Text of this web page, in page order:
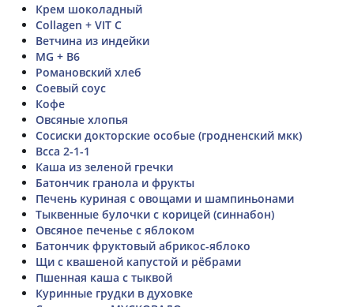
Крем шоколадный
Collagen + VIT C
Ветчина из индейки
MG + B6
Романовский хлеб
Соевый соус
Кофе
Овсяные хлопья
Сосиски докторские особые (гродненский мкк)
Bcca 2-1-1
Каша из зеленой гречки
Батончик гранола и фрукты
Печень куриная с овощами и шампиньонами
Тыквенные булочки с корицей (синнабон)
Овсяное печенье с яблоком
Батончик фруктовый абрикос-яблоко
Щи с квашеной капустой и рёбрами
Пшенная каша с тыквой
Куринные грудки в духовке